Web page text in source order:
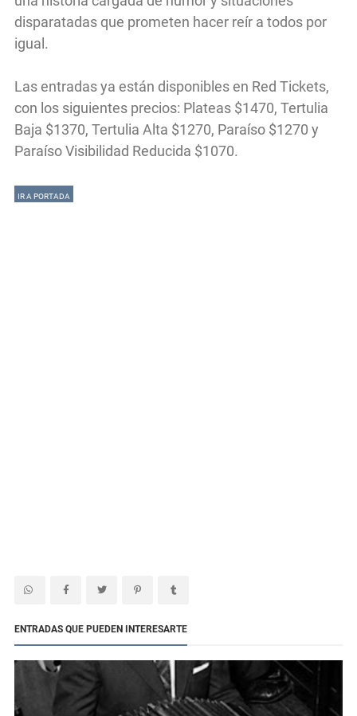
disparatadas que prometen hacer reír a todos por
igual.
Las entradas ya están disponibles en Red Tickets,
con los siguientes precios: Plateas $1470, Tertulia
Baja $1370, Tertulia Alta $1270, Paraíso $1270 y
Paraíso Visibilidad Reducida $1070.
IR A PORTADA
ENTRADAS QUE PUEDEN INTERESARTE